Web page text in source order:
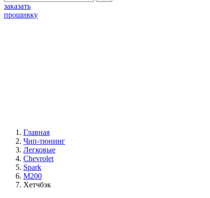
заказать
прошивку
Главная
Чип-тюнинг
Легковые
Chevrolet
Spark
M200
Хетчбэк